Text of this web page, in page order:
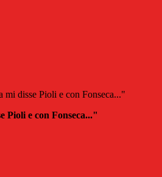
mi disse Pioli e con Fonseca..."
Pioli e con Fonseca..."